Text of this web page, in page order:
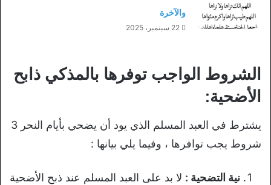
والآخرة
22 سبتمبر، 2025
الشروط الواجب توفرها بالمذكي ذابح
الأضحية:
يشترط في العبد المسلم الذي يود أن يضحي بأيام النحر 3
شروط يجب توافرها ، وفيما يلي بيانها :
نية التضحية : لا بد على العبد المسلم عند ذبح الأضحية